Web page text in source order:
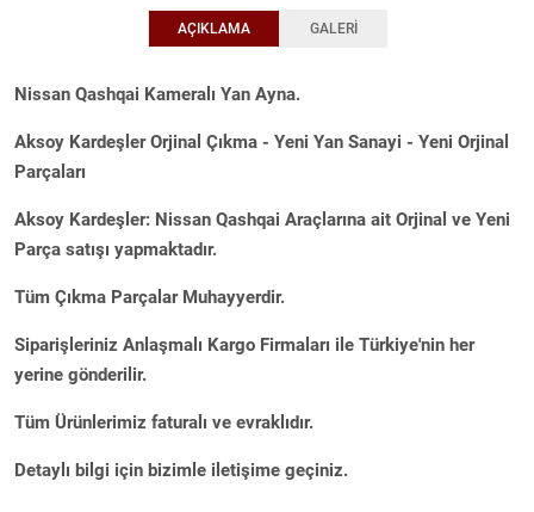
AÇIKLAMA GALERI
Nissan Qashqai Kameralı Yan Ayna.
Aksoy Kardeşler Orjinal Çıkma - Yeni Yan Sanayi - Yeni Orjinal
Parçaları
Aksoy Kardeşler: Nissan Qashqai Araçlarına ait Orjinal ve Yeni
Parça satışı yapmaktadır.
Tüm Çıkma Parçalar Muhayyerdir.
Siparişleriniz Anlaşmalı Kargo Firmaları ile Türkiye'nin her
yerine gönderilir.
Tüm Ürünlerimiz faturalı ve evraklıdır.
Detaylı bilgi için bizimle iletişime geçiniz.